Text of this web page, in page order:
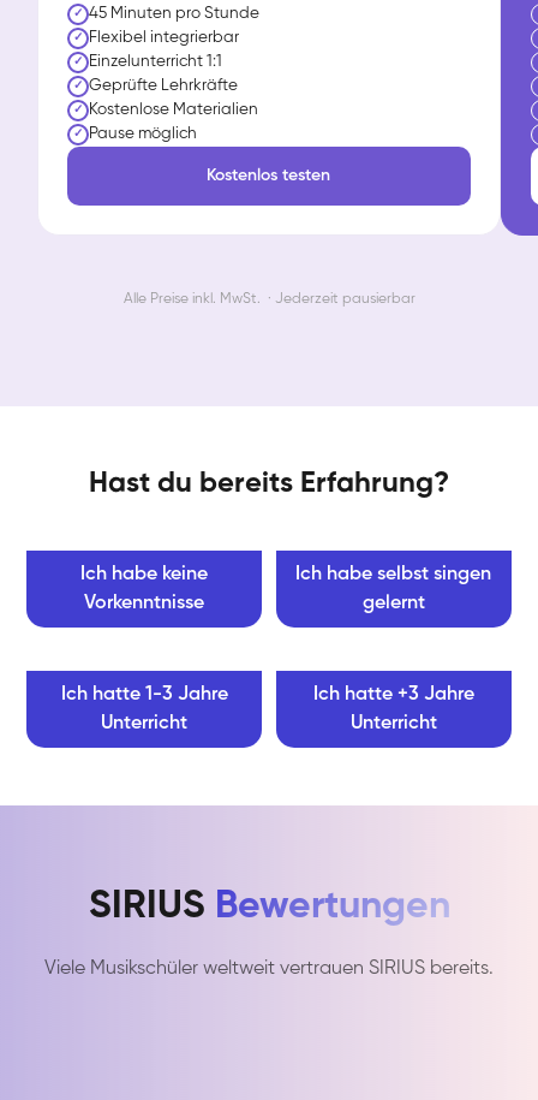
✓ 45 Minuten pro Stunde
✓ Flexibel integrierbar
✓ Einzelunterricht 1:1
✓ Geprüfte Lehrkräfte
✓ Kostenlose Materialien
✓ Pause möglich
Kostenlos testen
Alle Preise inkl. MwSt. · Jederzeit pausierbar
Hast du bereits Erfahrung?
Ich habe keine
Vorkenntnisse
Ich habe selbst singen
gelernt
Ich hatte 1-3 Jahre
Unterricht
Ich hatte +3 Jahre
Unterricht
SIRIUS Bewertungen
Viele Musikschüler weltweit vertrauen SIRIUS bereits.